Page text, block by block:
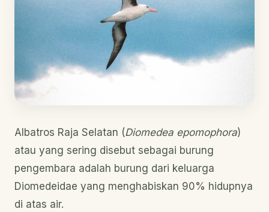
Albatros Raja Selatan (Diomedea epomophora)
atau yang sering disebut sebagai burung
pengembara adalah burung dari keluarga
Diomedeidae yang menghabiskan 90% hidupnya
di atas air.